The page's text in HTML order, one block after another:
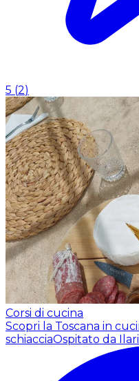
5 (2)
Corsi di cucina
Scopri la Toscana in
schiacciaOspitato da